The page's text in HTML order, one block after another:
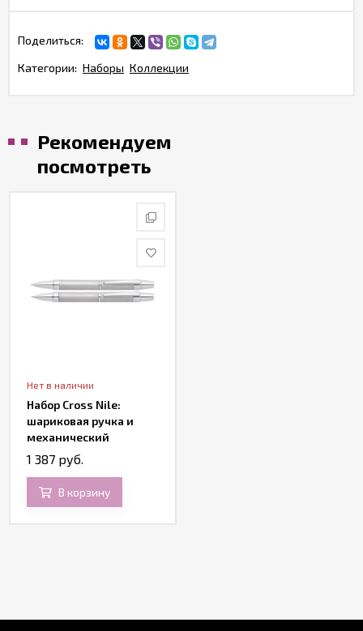
Поделиться:
Категории: Наборы Коллекции
Рекомендуем
посмотреть
Нет в наличии
Набор Cross Nile:
шариковая ручка и
механический
карандаш 0.7 мм, Satin
Chrome
1 387 руб.
В корзину